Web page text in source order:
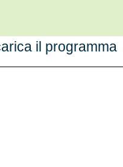
il programma